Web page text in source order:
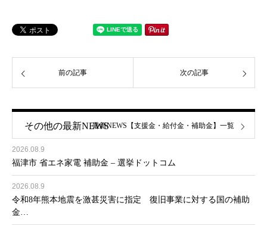
前の記事 次の記事
その他の最新NEWS
2026.08.9
福津市 省エネ家電 補助金 – 選挙ドットコム
2026.08.9
令和8年熊本地震を激甚災害に指定 復旧事業に対する国の補助
金…
最新NEWS【支援金・給付金・補助金】一覧